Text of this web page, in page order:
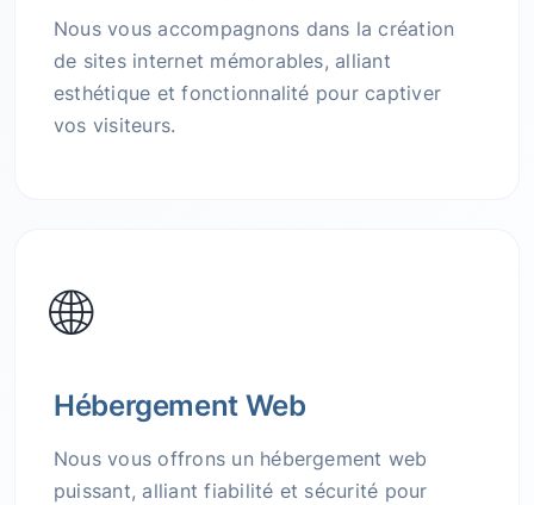
Nous vous accompagnons dans la création
de sites internet mémorables, alliant
esthétique et fonctionnalité pour captiver
vos visiteurs.
🌐
Hébergement Web
Nous vous offrons un hébergement web
puissant, alliant fiabilité et sécurité pour